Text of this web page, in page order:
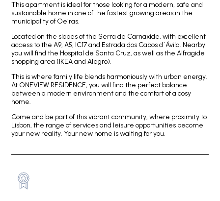
This apartment is ideal for those looking for a modern, safe and
sustainable home in one of the fastest growing areas in the
municipality of Oeiras.
Located on the slopes of the Serra de Carnaxide, with excellent
access to the A9, A5, IC17 and Estrada dos Cabos d`Ávila. Nearby
you will find the Hospital de Santa Cruz, as well as the Alfragide
shopping area (IKEA and Alegro).
This is where family life blends harmoniously with urban energy.
At ONEVIEW RESIDENCE, you will find the perfect balance
between a modern environment and the comfort of a cosy
home.
Come and be part of this vibrant community, where proximity to
Lisbon, the range of services and leisure opportunities become
your new reality. Your new home is waiting for you.